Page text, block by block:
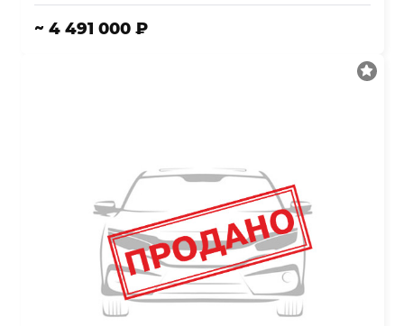
~ 4 491 000 ₽